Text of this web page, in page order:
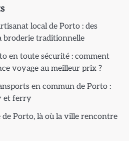
local de Porto : des
broderie traditionnelle
en toute sécurité : comment
voyage au meilleur prix ?
en commun de Porto :
et ferry
Porto, là où la ville rencontre